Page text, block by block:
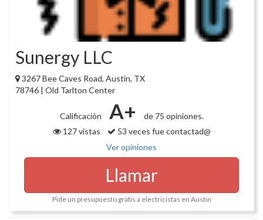
Sunergy LLC
3267 Bee Caves Road, Austin, TX
78746 | Old Tarlton Center
Calificación A+
de 75 opiniones.
127 vistas
53 veces fue contactad@
Ver opiniones
Llamar
Pide un presupuesto gratis a electricistas en Austin